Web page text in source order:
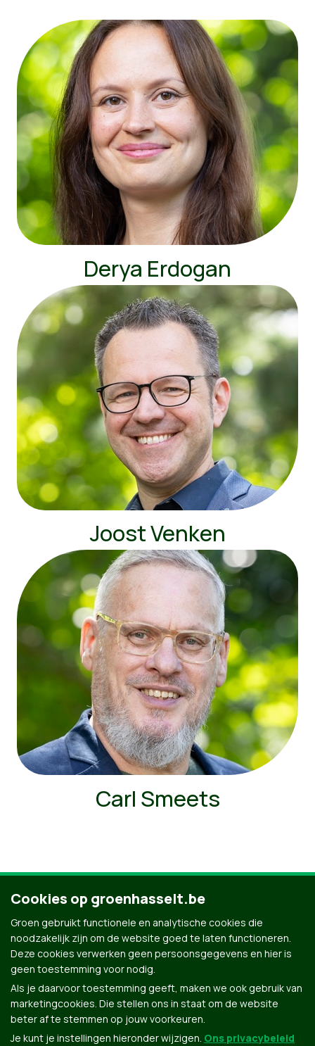
Derya Erdogan
Joost Venken
Carl Smeets
Ontdek al onze mensen
Cookies op groenhasselt.be
Groen gebruikt functionele en analytische cookies die
noodzakelijk zijn om de website goed te laten functioneren.
Deze cookies verwerken geen persoonsgegevens en hier is
geen toestemming voor nodig.
Als je daarvoor toestemming geeft, maken we ook gebruik van
marketingcookies. Die stellen ons in staat om de website
beter af te stemmen op jouw voorkeuren.
Je kunt je instellingen hieronder wijzigen. Ons privacybeleid